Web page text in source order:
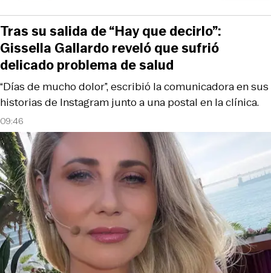
09:46
“Días de mucho dolor”, escribió la comunicadora en sus
historias de Instagram junto a una postal en la clínica.
Tras su salida de “Hay que decirlo”:
Gissella Gallardo reveló que sufrió
delicado problema de salud